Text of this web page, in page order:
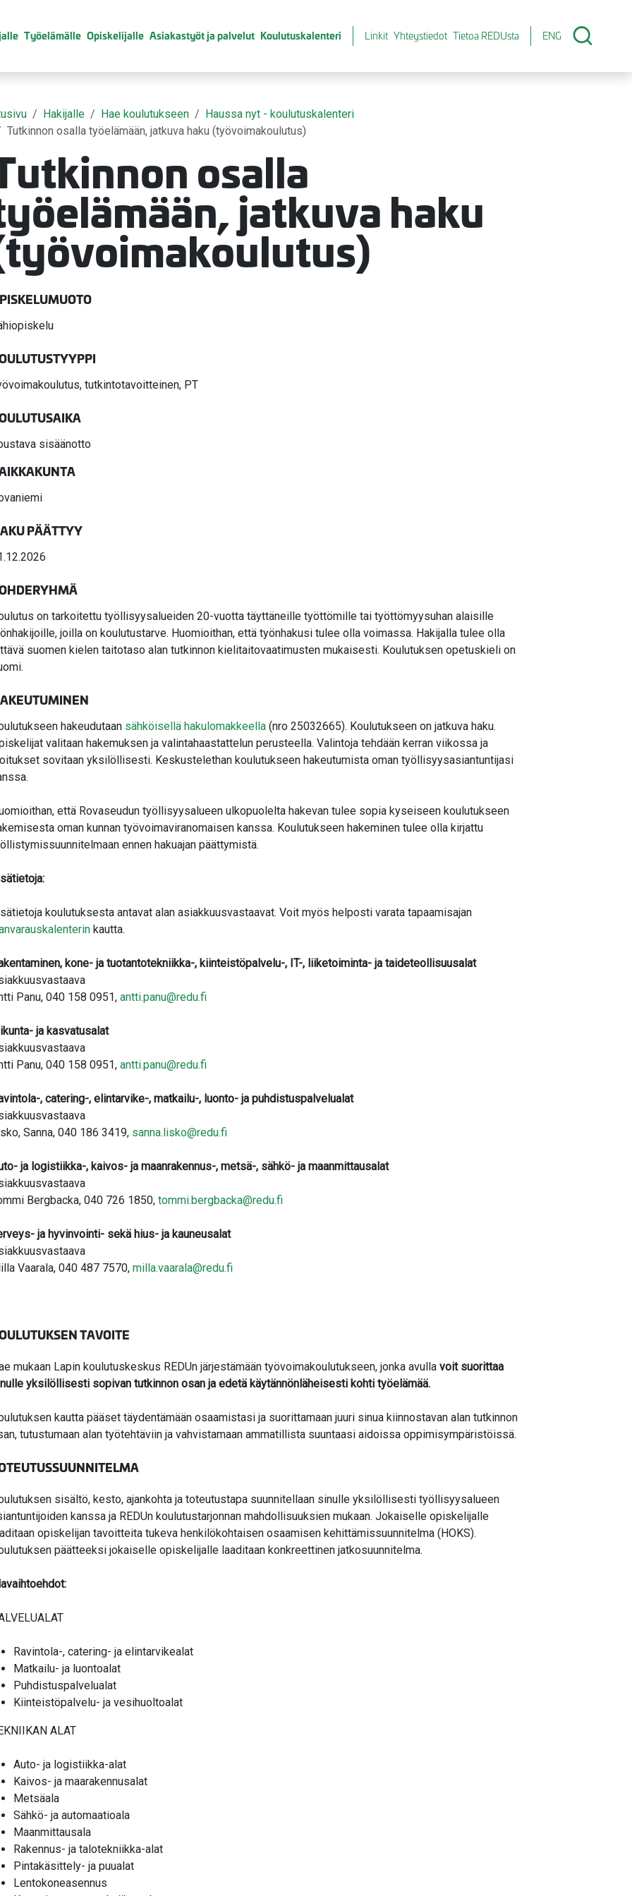
Työelämälle Opiskelijalle Asiakastyöt ja palvelut Koulutuskalenteri Linkit Yhteystiedot Tietoa REDUsta ENG
Hakijalle Hae koulutukseen
Haussa nyt - koulutuskalenteri
Tutkinnon osalla työelämään, jatkuva haku (työvoimakoulutus)
osalla
jatkuva haku
tutkintotavoitteinen, PT
sisäänotto
PÄÄTTYY
on tarkoitettu työllisyysalueiden 20-vuotta täyttäneille työttömille tai työttömyysuhan alaisille
joilla on koulutustarve. Huomioithan, että työnhakusi tulee olla voimassa. Hakijalla tulee olla
suomen kielen taitotaso alan tutkinnon kielitaitovaatimusten mukaisesti. Koulutuksen opetuskieli on
hakeudutaan sähköisellä hakulomakkeella (nro 25032665). Koulutukseen on jatkuva haku.
valitaan hakemuksen ja valintahaastattelun perusteella. Valintoja tehdään kerran viikossa ja
sovitaan yksilöllisesti. Keskustelethan koulutukseen hakeutumista oman työllisyysasiantuntijasi
että Rovaseudun työllisyysalueen ulkopuolelta hakevan tulee sopia kyseiseen koulutukseen
oman kunnan työvoimaviranomaisen kanssa. Koulutukseen hakeminen tulee olla kirjattu
ennen hakuajan päättymistä.
koulutuksesta antavat alan asiakkuusvastaavat. Voit myös helposti varata tapaamisajan
kautta.
kone- ja tuotantotekniikka-, kiinteistöpalvelu-, IT-, liiketoiminta- ja taideteollisuusalat
Panu, 040 158 0951, antti.panu@redu.fi
ja kasvatusalat
Panu, 040 158 0951, antti.panu@redu.fi
, catering-, elintarvike-, matkailu-, luonto- ja puhdistuspalvelualat
Sanna, 040 186 3419, sanna.lisko@redu.fi
ja logistiikka-, kaivos- ja maanrakennus-, metsä-, sähkö- ja maanmittausalat
Bergbacka, 040 726 1850, tommi.bergbacka@redu.fi
ja hyvinvointi- sekä hius- ja kauneusalat
Vaarala, 040 487 7570, milla.vaarala@redu.fi
TAVOITE
mukaan Lapin koulutuskeskus REDUn järjestämään työvoimakoulutukseen, jonka avulla voit suorittaa
yksilöllisesti sopivan tutkinnon osan ja edetä käytännönläheisesti kohti työelämää.
kautta pääset täydentämään osaamistasi ja suorittamaan juuri sinua kiinnostavan alan tutkinnon
tutustumaan alan työtehtäviin ja vahvistamaan ammatillista suuntaasi aidoissa oppimisympäristöissä.
sisältö, kesto, ajankohta ja toteutustapa suunnitellaan sinulle yksilöllisesti työllisyysalueen
kanssa ja REDUn koulutustarjonnan mahdollisuuksien mukaan. Jokaiselle opiskelijalle
opiskelijan tavoitteita tukeva henkilökohtaisen osaamisen kehittämissuunnitelma (HOKS).
päätteeksi jokaiselle opiskelijalle laaditaan konkreettinen jatkosuunnitelma.
Ravintola-, catering- ja elintarvikealat
Matkailu- ja luontoalat
Puhdistuspalvelualat
Kiinteistöpalvelu- ja vesihuoltoalat
ALAT
Auto- ja logistiikka-alat
Kaivos- ja maarakennusalat
Metsäala
Sähkö- ja automaatioala
Maanmittausala
Rakennus- ja talotekniikka-alat
Pintakäsittely- ja puualat
Lentokoneasennus